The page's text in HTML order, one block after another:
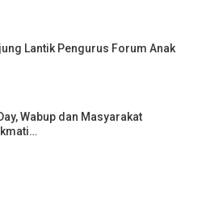
Lantik Pengurus Forum Anak
Wabup dan Masyarakat